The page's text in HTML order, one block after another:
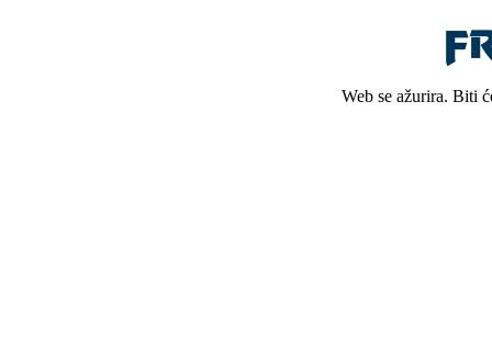
Web se ažurira. Biti